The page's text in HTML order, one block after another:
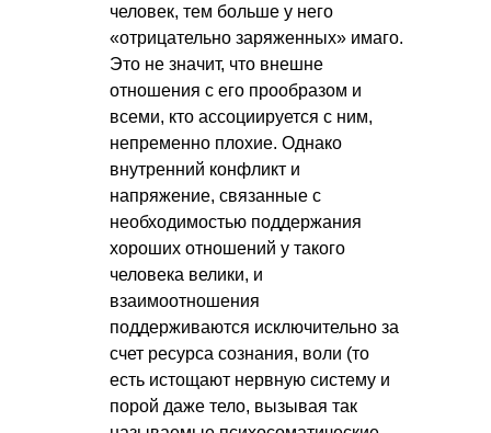
человек, тем больше у него
«отрицательно заряженных» имаго.
Это не значит, что внешне
отношения с его прообразом и
всеми, кто ассоциируется с ним,
непременно плохие. Однако
внутренний конфликт и
напряжение, связанные с
необходимостью поддержания
хороших отношений у такого
человека велики, и
взаимоотношения
поддерживаются исключительно за
счет ресурса сознания, воли (то
есть истощают нервную систему и
порой даже тело, вызывая так